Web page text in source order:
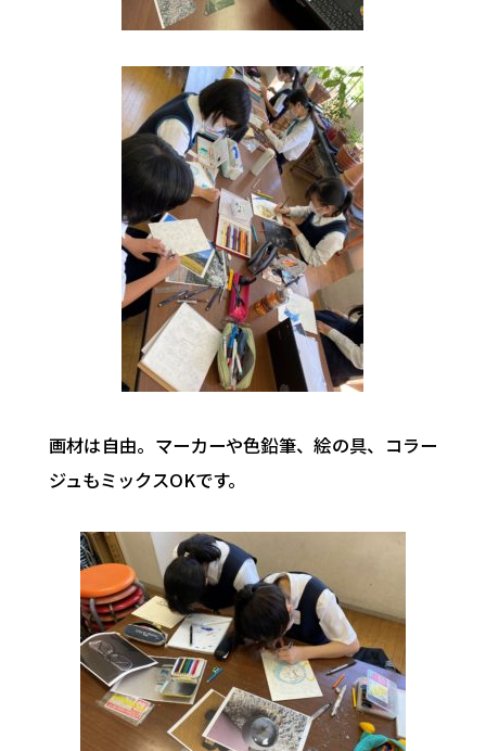
画材は自由。マーカーや色鉛筆、絵の具、コラー
ジュもミックスOKです。